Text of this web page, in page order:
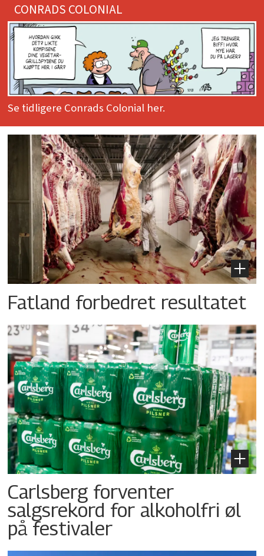
CONRADS COLONIAL
Se tidligere Conrads Colonial her.
Fatland forbedret resultatet
Carlsberg forventer
salgsrekord for alkoholfri øl
på festivaler